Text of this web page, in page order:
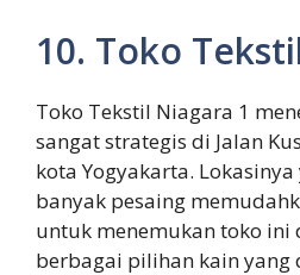
10. Toko
Toko Tekstil Niagara 1
sangat strategis di Jalan
kota Yogyakarta.
banyak pesaing
untuk menemukan toko ini
berbagai pilihan kain yang